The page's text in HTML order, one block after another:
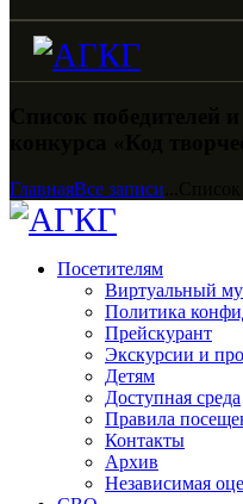
ГлавнаяВсе записи
Посетителям
Виртуальный
Политика
Прейскурант
Экскурсии и
Детям
Доступная среда
Правила
Контакты
Архив
Независимая